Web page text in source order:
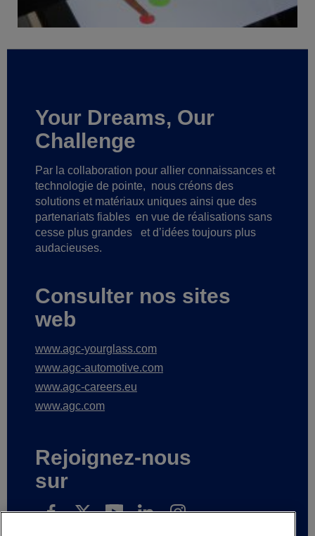
Your Dreams, Our
Challenge
Par la collaboration pour allier connaissances et
technologie de pointe, nous créons des
solutions et matériaux uniques ainsi que des
partenariats fiables en vue de réalisations sans
cesse plus grandes
et d’idées toujours plus
audacieuses.
Consulter nos sites
web
www.agc-yourglass.com
www.agc-automotive.com
www.agc-careers.eu
www.agc.com
Rejoignez-nous
sur